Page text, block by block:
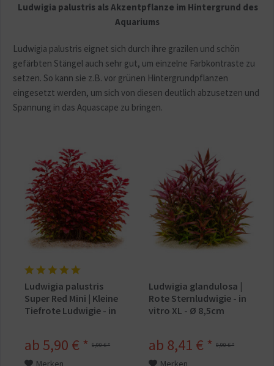
Ludwigia palustris als Akzentpflanze im Hintergrund des
Aquariums
Ludwigia palustris eignet sich durch ihre grazilen und schön
gefärbten Stängel auch sehr gut, um einzelne Farbkontraste zu
setzen. So kann sie z.B. vor grünen Hintergrundpflanzen
eingesetzt werden, um sich von diesen deutlich abzusetzen und
Spannung in das Aquascape zu bringen.
Ludwigia palustris
Super Red Mini | Kleine
Tiefrote Ludwigie - in
6,90 € *
ab 5,90 € *
Merken
Ludwigia glandulosa |
Rote Sternludwigie - in
vitro XL - Ø 8,5cm
9,90 € *
ab 8,41 € *
Merken